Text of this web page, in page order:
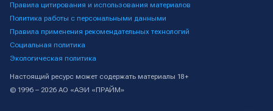
Правила цитирования и использования материалов
Политика работы с персональными данными
Правила применения рекомендательных технологий
Социальная политика
Экологическая политика
Настоящий ресурс может содержать материалы 18+
© 1996 – 2026 АО «АЭИ «ПРАЙМ»